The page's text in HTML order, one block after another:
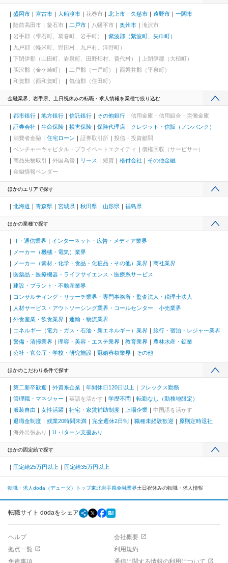
盛岡市 宮古市 大船渡市 花巻市 北上市 久慈市 遠野市
一関市
陸前高田市
釜石市 二戸市 八幡平市 奥州市
滝沢市
岩手郡（雫石町、葛巻町、岩手町）
紫波郡（紫波町、矢巾町）
九戸郡（軽米町、野田村、九戸村、洋野町）
下閉伊郡（山田町、岩泉町、田野畑村、普代村）
上閉伊郡（大槌町）
胆沢郡（金ケ崎町）
二戸郡（一戸町）
西磐井郡（平泉町）
和賀郡（西和賀町）
気仙郡（住田町）
金融業界、岩手県、土日祝休みの転職・求人情報を業種で絞り込む
都市銀行 地方銀行 信託銀行 その他銀行
信用金庫・信用組合・労働金庫
証券会社
生命保険 損害保険 保険代理店
クレジット・信販（ノンバンク）
消費者金融
住宅ローン 証券取引所
投信・投資顧問
ベンチャーキャピタル・プライベートエクイティ
債権回収（サービサー）
商品先物取引
外国為替 リース 短資 格付会社
その他金融
金融情報ベンダー
ほかのエリアで探す
北海道 青森県 宮城県 秋田県 山形県 福島県
ほかの業種で探す
IT・通信業界
インターネット・広告・メディア業界
メーカー（機械・電気）業界
メーカー（素材・化学・食品・化粧品・その他）業界
商社業界
医薬品・医療機器・ライフサイエンス・医療系サービス
建設・プラント・不動産業界
コンサルティング・リサーチ業界・専門事務所・監査法人・税理士法人
人材サービス・アウトソーシング業界・コールセンター
小売業界
外食産業・飲食業界
運輸・物流業界
エネルギー（電力・ガス・石油・新エネルギー）業界
旅行・宿泊・レジャー業界
警備・清掃業界
理容・美容・エステ業界 教育業界
農林水産・鉱業
公社・官公庁・学校・研究施設
冠婚葬祭業界 その他
ほかのこだわり条件で探す
第二新卒歓迎 外資系企業 年間休日120日以上
フレックス勤務
管理職・マネジャー
英語を活かす 学歴不問
転勤なし（勤務地限定）
服装自由
女性活躍 社宅・家賃補助制度 上場企業
中国語を活かす
退職金制度
残業20時間未満 完全週休2日制 職種未経験歓迎
原則定時退社
海外出張あり
U・Iターン支援あり
ほかの固定給で探す
固定給25万円以上 固定給35万円以上
転職・求人doda（デューダ）トップ東北岩手県金融業界土日祝休みの転職・求人情報
転職サイト dodaをシェア
ヘルプ
会社概要
拠点一覧
利用規約
免責事項
通信に関する情報の利用について